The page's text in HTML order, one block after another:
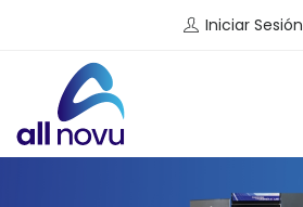
Iniciar Sesión